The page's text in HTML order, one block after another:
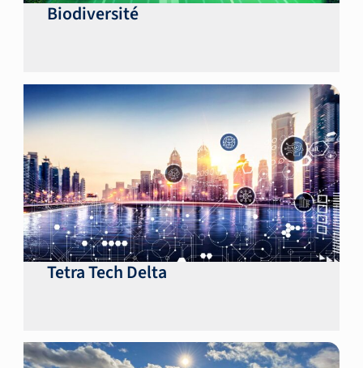
Biodiversité
Tetra Tech Delta